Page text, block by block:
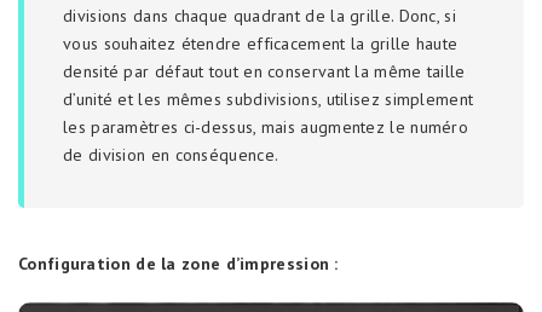
divisions dans chaque quadrant de la grille. Donc, si
vous souhaitez étendre efficacement la grille haute
densité par défaut tout en conservant la même taille
d’unité et les mêmes subdivisions, utilisez simplement
les paramètres ci-dessus, mais augmentez le numéro
de division en conséquence.
Configuration de la zone d’impression :